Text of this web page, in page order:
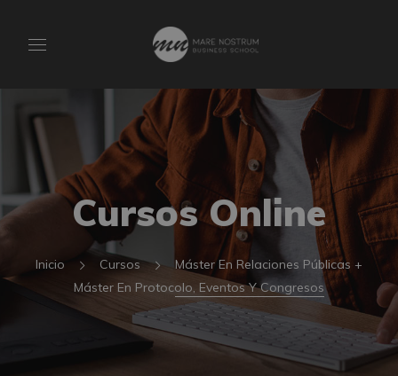
Cursos Online
Inicio Cursos
Máster En Relaciones Públicas +
Máster En Protocolo, Eventos Y Congresos